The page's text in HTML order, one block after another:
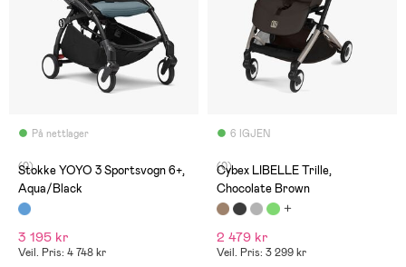
På nettlager
(0)
Stokke YOYO 3 Sportsvogn 6+,
Aqua/Black
3 195 kr
Veil. Pris: 4 748 kr
6 IGJEN
(0)
Cybex LIBELLE Trille,
Chocolate Brown
2 479 kr
Veil. Pris: 3 299 kr